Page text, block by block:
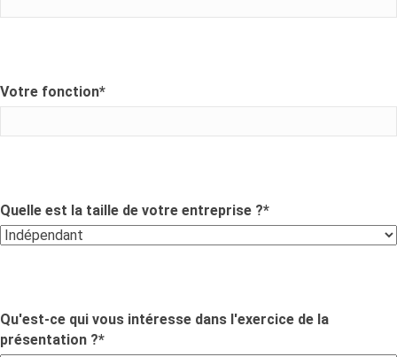
Votre fonction*
Quelle est la taille de votre entreprise ?*
Qu'est-ce qui vous intéresse dans l'exercice de la
présentation ?*